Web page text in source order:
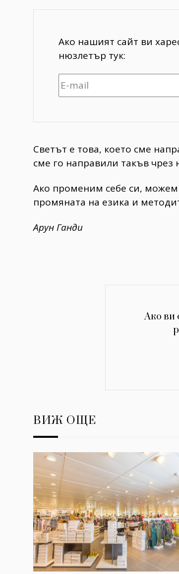
Ако нашият сайт ви
нюзлетър тук:
Светът е това, което сме
сме го направили такъв чрез
Ако променим себе си,
промяната на езика и
Арун Ганди
Ако ви
ВИЖ ОЩЕ